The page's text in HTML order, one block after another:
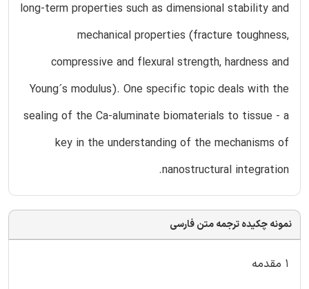
long-term properties such as dimensional stability and
mechanical properties (fracture toughness,
compressive and flexural strength, hardness and
Young´s modulus). One specific topic deals with the
sealing of the Ca-aluminate biomaterials to tissue - a
key in the understanding of the mechanisms of
nanostructural integration.
نمونه چکیده ترجمه متن فارسی
۱ مقدمه